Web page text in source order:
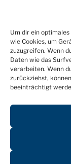
Um dir ein
wie Cookies, um
zuzugreifen. Wenn
Daten wie das
verarbeiten. Wenn
zurückziehst,
beeinträchtigt
Dominique
Chemnitz |